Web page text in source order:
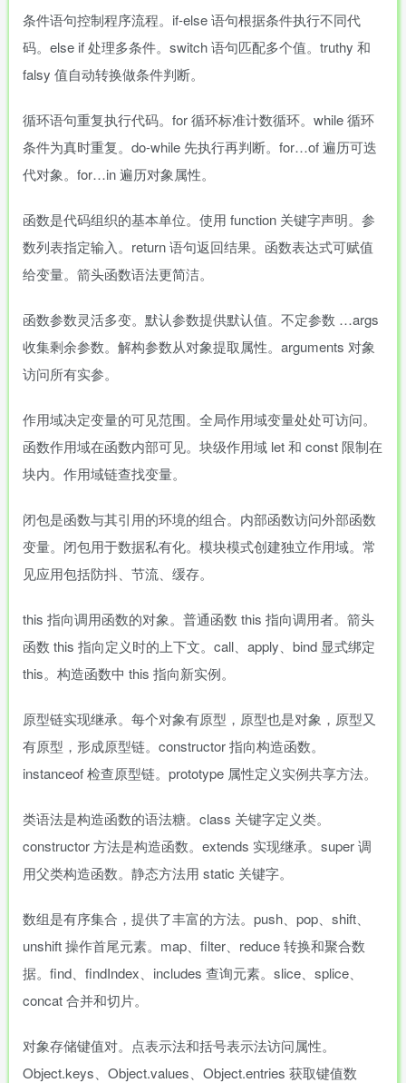
条件语句控制程序流程。if-else 语句根据条件执行不同代
码。else if 处理多条件。switch 语句匹配多个值。truthy 和
falsy 值自动转换做条件判断。
循环语句重复执行代码。for 循环标准计数循环。while 循环
条件为真时重复。do-while 先执行再判断。for…of 遍历可迭
代对象。for…in 遍历对象属性。
函数是代码组织的基本单位。使用 function 关键字声明。参
数列表指定输入。return 语句返回结果。函数表达式可赋值
给变量。箭头函数语法更简洁。
函数参数灵活多变。默认参数提供默认值。不定参数 …args
收集剩余参数。解构参数从对象提取属性。arguments 对象
访问所有实参。
作用域决定变量的可见范围。全局作用域变量处处可访问。
函数作用域在函数内部可见。块级作用域 let 和 const 限制在
块内。作用域链查找变量。
闭包是函数与其引用的环境的组合。内部函数访问外部函数
变量。闭包用于数据私有化。模块模式创建独立作用域。常
见应用包括防抖、节流、缓存。
this 指向调用函数的对象。普通函数 this 指向调用者。箭头
函数 this 指向定义时的上下文。call、apply、bind 显式绑定
this。构造函数中 this 指向新实例。
原型链实现继承。每个对象有原型，原型也是对象，原型又
有原型，形成原型链。constructor 指向构造函数。
instanceof 检查原型链。prototype 属性定义实例共享方法。
类语法是构造函数的语法糖。class 关键字定义类。
constructor 方法是构造函数。extends 实现继承。super 调
用父类构造函数。静态方法用 static 关键字。
数组是有序集合，提供了丰富的方法。push、pop、shift、
unshift 操作首尾元素。map、filter、reduce 转换和聚合数
据。find、findIndex、includes 查询元素。slice、splice、
concat 合并和切片。
对象存储键值对。点表示法和括号表示法访问属性。
Object.keys、Object.values、Object.entries 获取键值数